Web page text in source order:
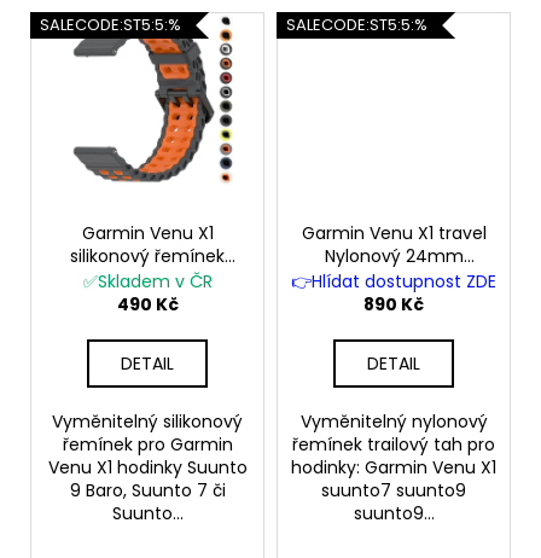
SALECODE:ST5:5:%
Garmin Venu X1
silikonový řemínek
Suunto 9 Baro Suunto
7
✅Skladem v ČR
490 Kč
DETAIL
Vyměnitelný silikonový
řemínek pro Garmin
Venu X1 hodinky Suunto
9 Baro, Suunto 7 či
Suunto...
SALECODE:ST5:5:%
Garmin Venu X1 travel
Nylonový 24mm
velcro řemínek suunto
7 suunto 9
👉Hlídat dostupnost ZDE
890 Kč
DETAIL
Vyměnitelný nylonový
řemínek trailový tah pro
hodinky: Garmin Venu X1
suunto7 suunto9
suunto9...